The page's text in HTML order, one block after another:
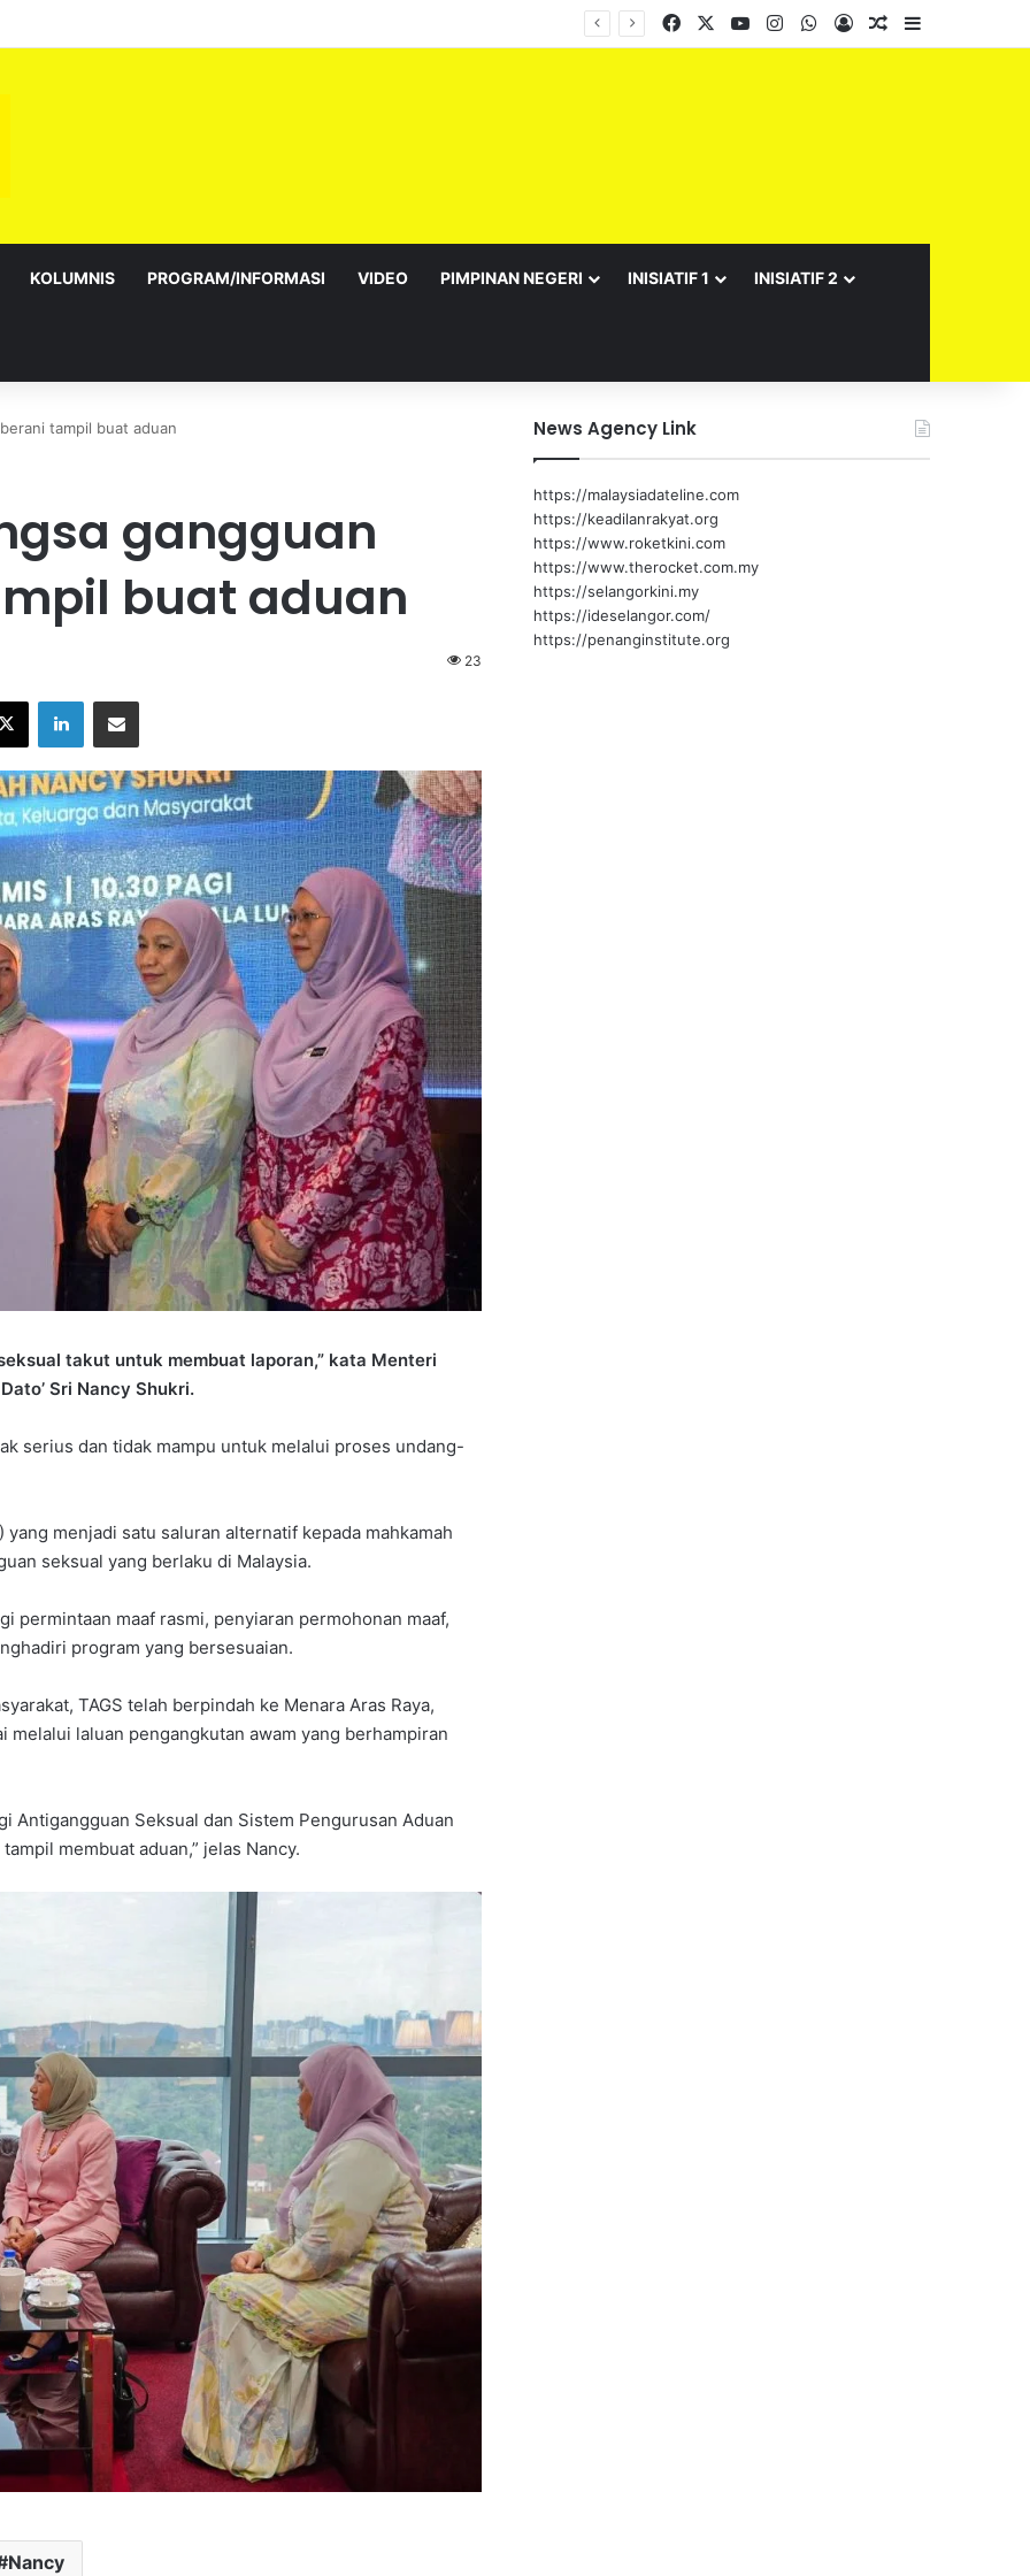
Facebook YouTubeInstagramWhatsApp
Log InRandom Article
KOLUMNIS PROGRAM/INFORMASI VIDEO PIMPINAN NEGERI INISIATIF 1 INISIATIF 2
tampil buat aduan
gangguan
buat aduan
23
takut untuk membuat laporan,” kata Menteri
Sri Nancy Shukri.
serius dan tidak mampu untuk melalui proses undang-
menjadi satu saluran alternatif kepada mahkamah
seksual yang berlaku di Malaysia.
permintaan maaf rasmi, penyiaran permohonan maaf,
program yang bersesuaian.
TAGS telah berpindah ke Menara Aras Raya,
melalui laluan pengangkutan awam yang berhampiran
Antigangguan Seksual dan Sistem Pengurusan Aduan
membuat aduan,” jelas Nancy.
Nancy
News Agency Link
https://malaysiadateline.com
https://keadilanrakyat.org
https://www.roketkini.com
https://www.therocket.com.my
https://selangorkini.my
https://ideselangor.com/
https://penanginstitute.org